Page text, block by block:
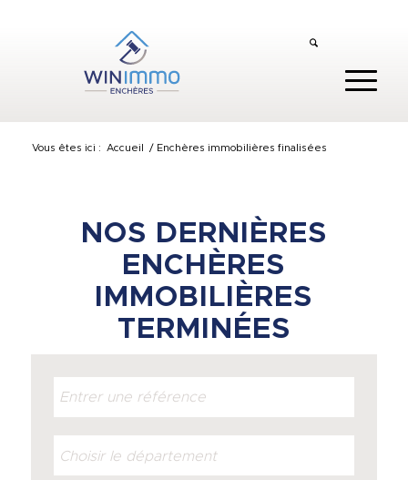
Vous êtes ici : Accueil / Enchères immobilières finalisées
NOS DERNIÈRES
ENCHÈRES
IMMOBILIÈRES
TERMINÉES